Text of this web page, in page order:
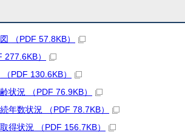
（PDF 57.8KB）
）
PDF 130.6KB）
状況 （PDF 76.9KB）
年数状況 （PDF 78.7KB）
得状況 （PDF 156.7KB）